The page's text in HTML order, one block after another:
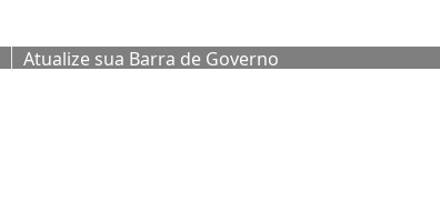
Atualize sua Barra de Governo